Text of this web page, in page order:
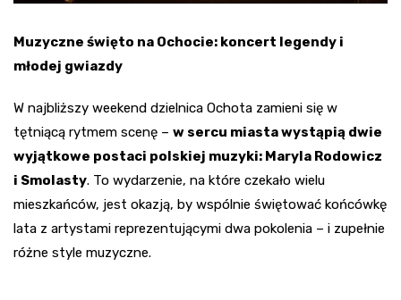
Muzyczne święto na Ochocie: koncert legendy i
młodej gwiazdy
W najbliższy weekend dzielnica Ochota zamieni się w
tętniącą rytmem scenę – w sercu miasta wystąpią dwie
wyjątkowe postaci polskiej muzyki: Maryla Rodowicz
i Smolasty. To wydarzenie, na które czekało wielu
mieszkańców, jest okazją, by wspólnie świętować końcówkę
lata z artystami reprezentującymi dwa pokolenia – i zupełnie
różne style muzyczne.